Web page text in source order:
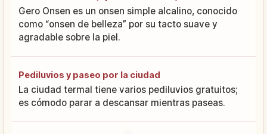
Gero Onsen es un onsen simple alcalino, conocido
como “onsen de belleza” por su tacto suave y
agradable sobre la piel.
Pediluvios y paseo por la ciudad
La ciudad termal tiene varios pediluvios gratuitos;
es cómodo parar a descansar mientras paseas.